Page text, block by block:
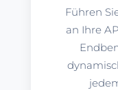
Führen
an Ihre